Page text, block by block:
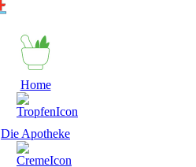
Home
Die Apotheke